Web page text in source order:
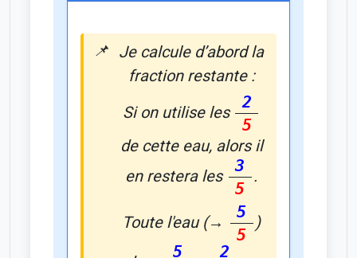
Je calcule d’abord la
fraction restante :
Si on utilise les
2
5
de cette eau, alors il
en restera les
3
5
.
Toute l'eau (→
5
5
)
5 2